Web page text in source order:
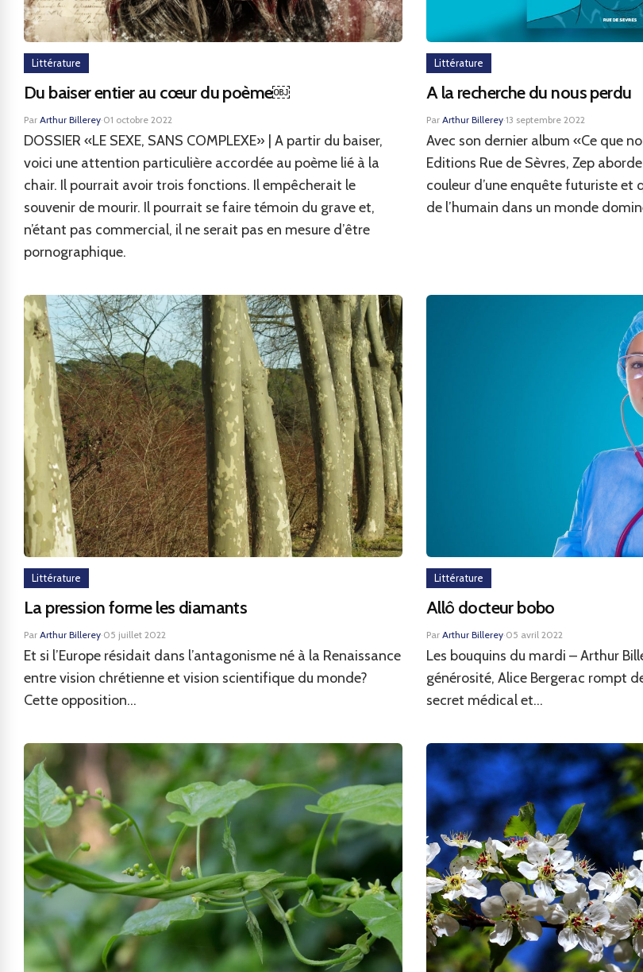
Littérature
Du baiser entier au cœur du poème￼
Par Arthur Billerey·01 octobre 2022
DOSSIER «LE SEXE, SANS COMPLEXE» | A partir du baiser,
voici une attention particulière accordée au poème lié à la
chair. Il pourrait avoir trois fonctions. Il empêcherait le
souvenir de mourir. Il pourrait se faire témoin du grave et,
n’étant pas commercial, il ne serait pas en mesure d’être
pornographique.
Littérature
A la recherche du nous perdu
Par Arthur Billerey·13 septembre 2022
Avec son dernier album «Ce que
Editions Rue de Sèvres, Zep
couleur d’une enquête futuriste et
de l’humain dans un monde
Littérature
La pression forme les diamants
Par Arthur Billerey·05 juillet 2022
Et si l’Europe résidait dans l’antagonisme né à la Renaissance
entre vision chrétienne et vision scientifique du monde?
Cette opposition...
Littérature
Allô docteur bobo
Par Arthur Billerey·05 avril 2022
Les bouquins du mardi – Arthur
générosité, Alice Bergerac rompt
secret médical et...